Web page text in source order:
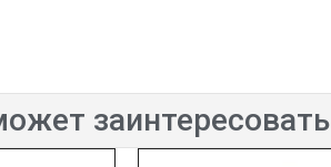
заинтересовать